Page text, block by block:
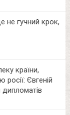
не гучний крок,
країни,
росії: Євгеній